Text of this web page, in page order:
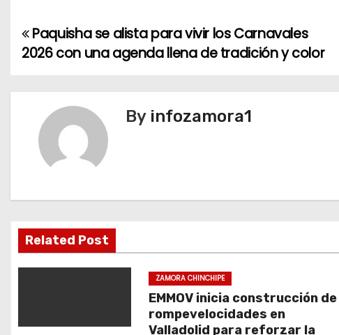
N
v
i
ó
Paquisha se alista para vivir los Carnavales
2026 con una agenda llena de tradición y color
By infozamora1
Related Post
ZAMORA CHINCHIPE
EMMOV inicia construcción de
rompevelocidades en
Valladolid para reforzar la